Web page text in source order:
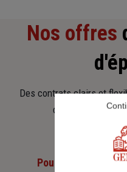
Nos offres
Des contrats clairs et
d’aujourd’hui et
Pour les